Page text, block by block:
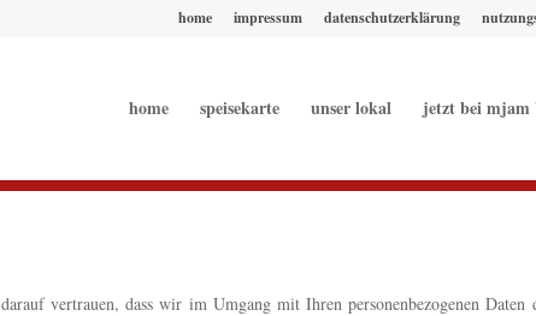
home impressum datenschutzerklärung
home speisekarte unser lokal jetzt bei mjam
vertrauen, dass wir im Umgang mit Ihren personenbezogenen